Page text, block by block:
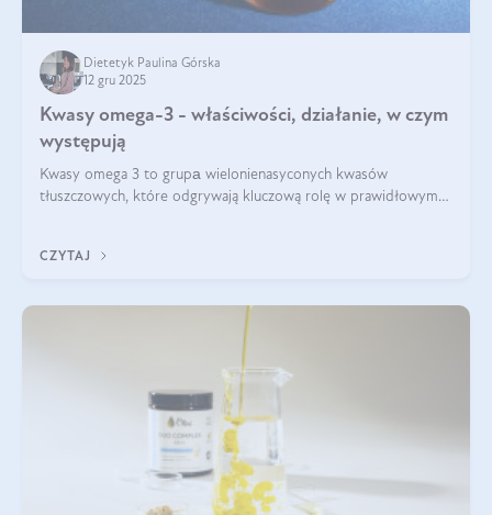
Dietetyk Paulina Górska
12 gru 2025
Kwasy omega-3 - właściwości, działanie, w czym
występują
Kwasy omega 3 to grupа wielonienasyconych kwasów
tłuszczowych, które odgrywają kluczową rolę w prawidłowym
CZYTAJ